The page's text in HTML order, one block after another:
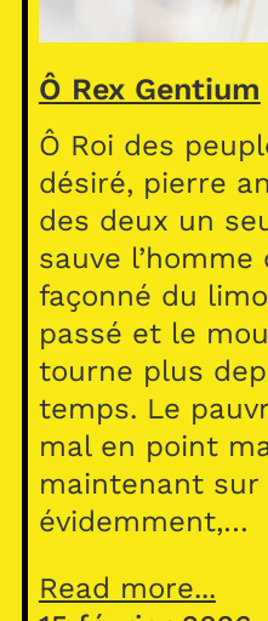
Ô Rex Gentium
Ô Roi des
désiré, pierre
des deux un
sauve
façonné du
passé et le
tourne plus
temps. Le
mal en point
maintenant sur
évidemment,…
Read more...